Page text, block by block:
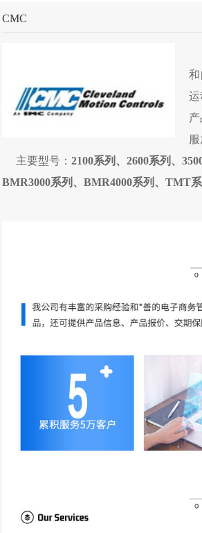
CMC
和
运
主要型号： 2100系列、2600系列、
BMR3000系列、BMR4000系列、TMT